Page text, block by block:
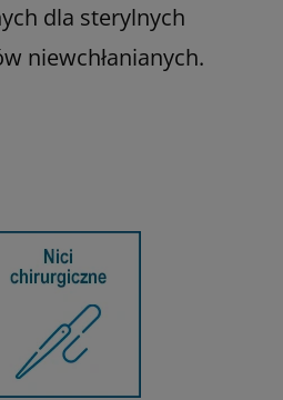
dla sterylnych
niewchłanianych.